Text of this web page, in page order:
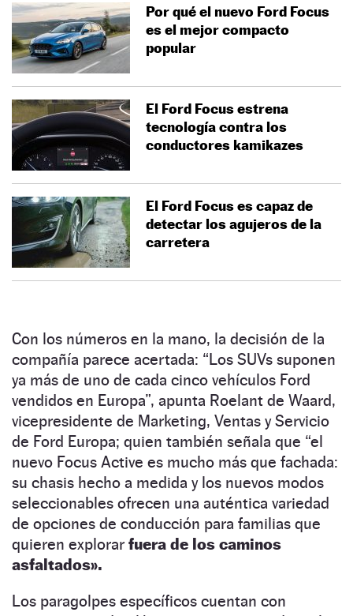
Por qué el nuevo Ford Focus
es el mejor compacto
popular
El Ford Focus estrena
tecnología contra los
conductores kamikazes
El Ford Focus es capaz de
detectar los agujeros de la
carretera
Con los números en la mano, la decisión de la
compañía parece acertada: “Los SUVs suponen
ya más de uno de cada cinco vehículos Ford
vendidos en Europa”, apunta Roelant de Waard,
vicepresidente de Marketing, Ventas y Servicio
de Ford Europa; quien también señala que “el
nuevo Focus Active es mucho más que fachada:
su chasis hecho a medida y los nuevos modos
seleccionables ofrecen una auténtica variedad
de opciones de conducción para familias que
quieren explorar fuera de los caminos
asfaltados».
Los paragolpes específicos cuentan con